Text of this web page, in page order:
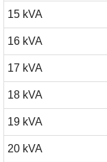
15 kVA
16 kVA
17 kVA
18 kVA
19 kVA
20 kVA